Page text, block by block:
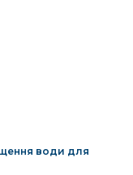
води для